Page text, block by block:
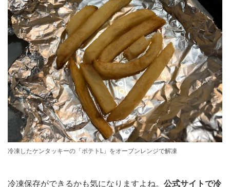
冷凍したケンタッキーの「ポテトL」をオーブンレンジで解凍
冷凍保存ができるかも気になりますよね。 公式サイトで冷